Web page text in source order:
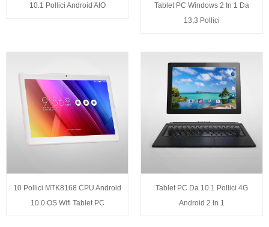
10.1 Pollici Android AIO
Tablet PC Windows 2 In 1 Da
13,3 Pollici
10 Pollici MTK8168 CPU Android
10.0 OS Wifi Tablet PC
Tablet PC Da 10.1 Pollici 4G
Android 2 In 1